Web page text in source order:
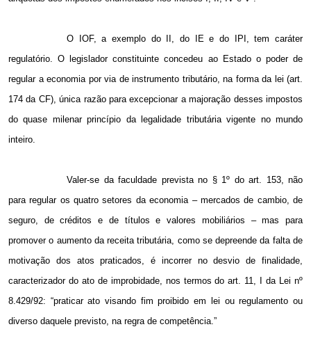
O IOF, a exemplo do II, do IE e do IPI, tem caráter
regulatório. O legislador constituinte concedeu ao Estado o poder de
regular a economia por via de instrumento tributário, na forma da lei (art.
174 da CF), única razão para excepcionar a majoração desses impostos
do quase milenar princípio da legalidade tributária vigente no mundo
inteiro.
Valer-se da faculdade prevista no § 1º do art. 153, não
para regular os quatro setores da economia – mercados de cambio, de
seguro, de créditos e de títulos e valores mobiliários – mas para
promover o aumento da receita tributária, como se depreende da falta de
motivação dos atos praticados, é incorrer no desvio de finalidade,
caracterizador do ato de improbidade, nos termos do art. 11, I da Lei nº
8.429/92: “praticar ato visando fim proibido em lei ou regulamento ou
diverso daquele previsto, na regra de competência.”